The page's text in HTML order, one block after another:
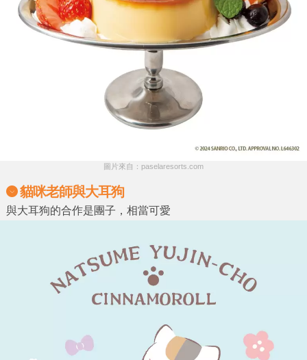
圖片來自：paselaresorts.com
貓咪老師與大耳狗
與大耳狗的合作是團子，相當可愛